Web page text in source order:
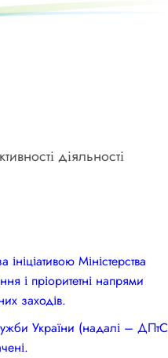
діяльності
Міністерства
і пріоритетні напрями
заходів.
України (надалі –